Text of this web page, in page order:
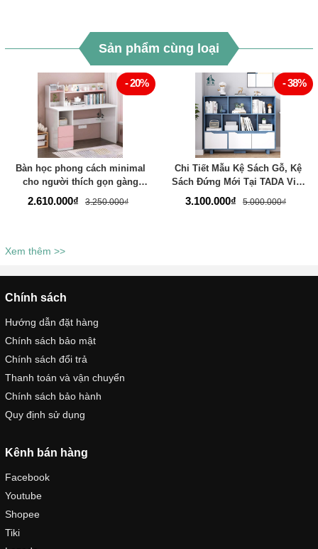
Sản phẩm cùng loại
- 20%
Bàn học phong cách minimal
cho người thích gọn gàng
thương hiệu TADA VIỆT NAM -
2.610.000₫ 3.250.000₫
- 38%
Chi Tiết Mẫu Kệ Sách Gỗ, Kệ
Sách Đứng Mới Tại TADA Việt
Nam - TDKS104
3.100.000₫ 5.000.000₫
Xem thêm >>
Chính sách
Hướng dẫn đặt hàng
Chính sách bảo mật
Chính sách đổi trả
Thanh toán và vận chuyển
Chính sách bảo hành
Quy định sử dụng
Kênh bán hàng
Facebook
Youtube
Shopee
Tiki